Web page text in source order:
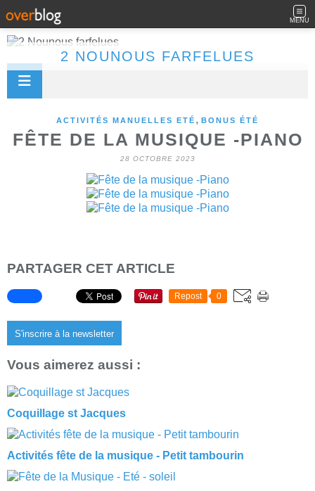
MENU
2 NOUNOUS FARFELUES
ACTIVITÉS MANUELLES ETÉ , BONUS ÉTÉ
FÊTE DE LA MUSIQUE -PIANO
28 OCTOBRE 2023
PARTAGER CET ARTICLE
Repost 0
S'inscrire à la newsletter
Vous aimerez aussi :
Coquillage st Jacques
Activités fête de la musique - Petit tambourin